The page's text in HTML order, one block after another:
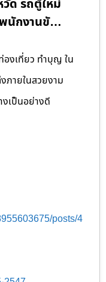
ด รถตู้ใหม่
นักงานขั…
องเที่ยว ทำบุญ ใน
ภายในสวยงาม
เป็นอย่างดี
posts/4